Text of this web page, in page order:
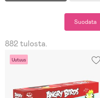
Suodata
882 tulosta.
Uutuus